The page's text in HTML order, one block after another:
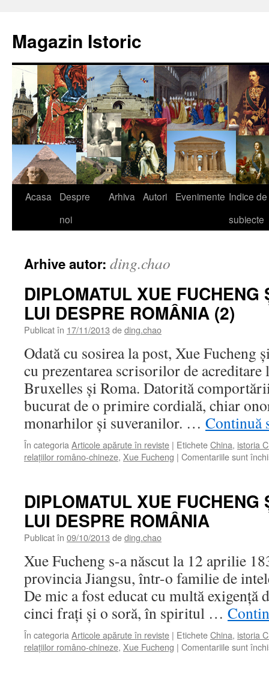
conținut
Magazin Istoric
Acasa
Despre
noi
Arhiva Autori Evenimente Indice de
subiecte
Arhive autor: ding.chao
DIPLOMATUL XUE FUCHENG
LUI DESPRE ROMÂNIA (2)
Publicat în 17/11/2013 deding.chao
Odată cu sosirea la post, Xue Fucheng
cu prezentarea scrisorilor de acreditare
Bruxelles şi Roma. Datorită
bucurat de o primire cordială, chiar
monarhilor şi suveranilor. … Continuă
În categoria Articole apărute în reviste | EticheteChina, istoria
relaţiilor româno-chineze, Xue Fucheng | Comentariile sunt
DIPLOMATUL XUE FUCHENG
LUI DESPRE ROMÂNIA
Publicat în 09/10/2013 deding.chao
Xue Fucheng s-a născut la 12 aprilie
provincia Jiangsu, într-o familie de
De mic a fost educat cu multă exigenţă
cinci fraţi şi o soră, în spiritul …
În categoria Articole apărute în reviste | EticheteChina, istoria
relaţiilor româno-chineze, Xue Fucheng | Comentariile sunt